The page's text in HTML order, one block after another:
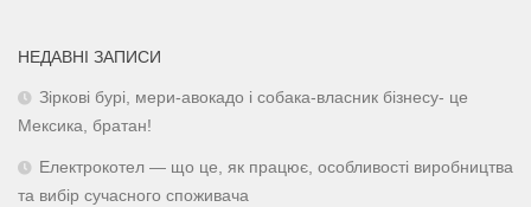
НЕДАВНІ ЗАПИСИ
Зіркові бурі, мери-авокадо і собака-власник бізнесу- це
Мексика, братан!
Електрокотел — що це, як працює, особливості виробництва
та вибір сучасного споживача